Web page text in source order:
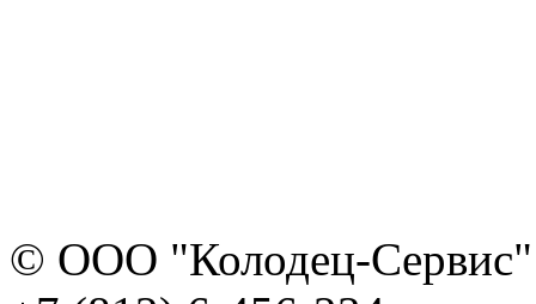
© ООО "Колодец-Сервис"